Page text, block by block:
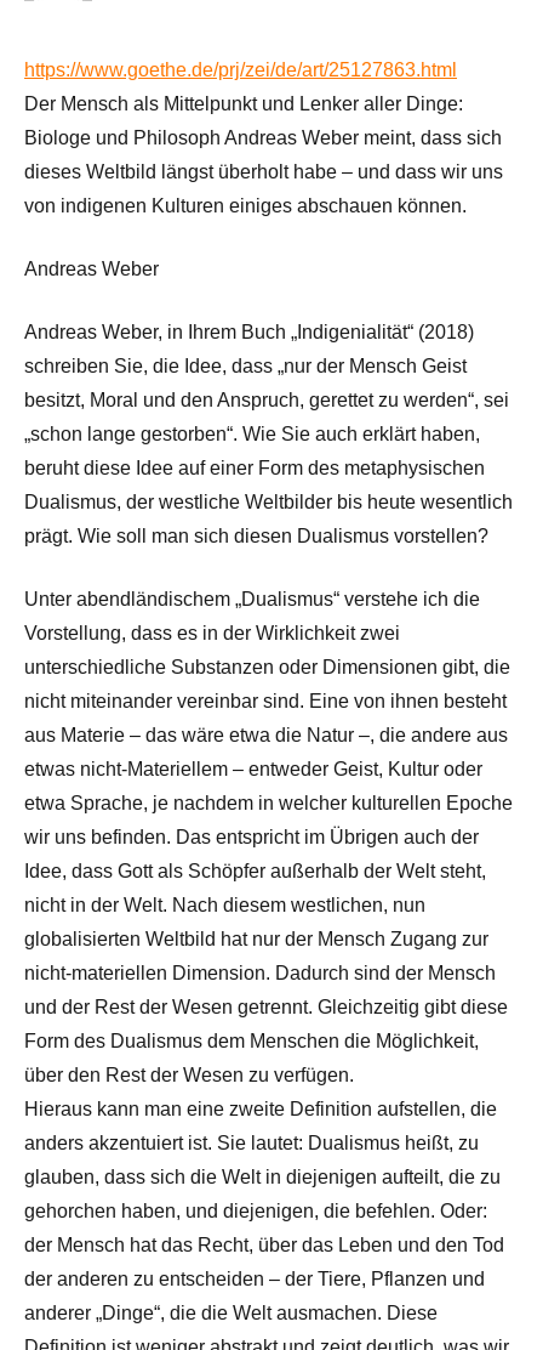
https://www.goethe.de/prj/zei/de/art/25127863.html
Der Mensch als Mittelpunkt und Lenker aller Dinge:
Biologe und Philosoph Andreas Weber meint, dass sich
dieses Weltbild längst überholt habe – und dass wir uns
von indigenen Kulturen einiges abschauen können.
Andreas Weber
Andreas Weber, in Ihrem Buch „Indigenialität“ (2018)
schreiben Sie, die Idee, dass „nur der Mensch Geist
besitzt, Moral und den Anspruch, gerettet zu werden“, sei
„schon lange gestorben“. Wie Sie auch erklärt haben,
beruht diese Idee auf einer Form des metaphysischen
Dualismus, der westliche Weltbilder bis heute wesentlich
prägt. Wie soll man sich diesen Dualismus vorstellen?
Unter abendländischem „Dualismus“ verstehe ich die
Vorstellung, dass es in der Wirklichkeit zwei
unterschiedliche Substanzen oder Dimensionen gibt, die
nicht miteinander vereinbar sind. Eine von ihnen besteht
aus Materie – das wäre etwa die Natur –, die andere aus
etwas nicht-Materiellem – entweder Geist, Kultur oder
etwa Sprache, je nachdem in welcher kulturellen Epoche
wir uns befinden. Das entspricht im Übrigen auch der
Idee, dass Gott als Schöpfer außerhalb der Welt steht,
nicht in der Welt. Nach diesem westlichen, nun
globalisierten Weltbild hat nur der Mensch Zugang zur
nicht-materiellen Dimension. Dadurch sind der Mensch
und der Rest der Wesen getrennt. Gleichzeitig gibt diese
Form des Dualismus dem Menschen die Möglichkeit,
über den Rest der Wesen zu verfügen.
Hieraus kann man eine zweite Definition aufstellen, die
anders akzentuiert ist. Sie lautet: Dualismus heißt, zu
glauben, dass sich die Welt in diejenigen aufteilt, die zu
gehorchen haben, und diejenigen, die befehlen. Oder:
der Mensch hat das Recht, über das Leben und den Tod
der anderen zu entscheiden – der Tiere, Pflanzen und
anderer „Dinge“, die die Welt ausmachen. Diese